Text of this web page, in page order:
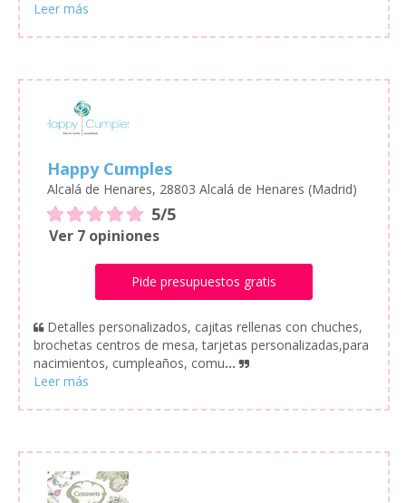
Happy Cumples
Alcalá de Henares, 28803 Alcalá de Henares (Madrid)
5/5
Ver 7 opiniones
Pide presupuestos gratis
Detalles personalizados, cajitas rellenas con chuches,
brochetas centros de mesa, tarjetas personalizadas,para
nacimientos, cumpleaños, comu...